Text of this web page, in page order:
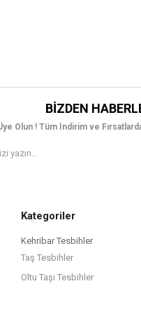
BIZDEN
Olun ! Tüm İndirim ve
Kategoriler
Kehribar Tesbihler
Taş Tesbihler
Oltu Taşı Tesbihler